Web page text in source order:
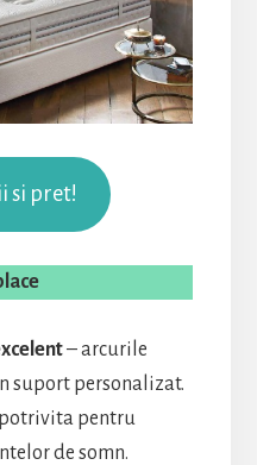
si pret!
– arcurile
suport personalizat.
pentru
de somn.